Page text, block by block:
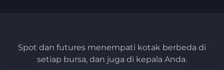
Spot dan futures menempati kotak berbeda di
setiap bursa, dan juga di kepala Anda.